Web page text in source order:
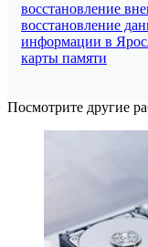
восстановление
восстановление
информации в
карты памяти
Посмотрите другие